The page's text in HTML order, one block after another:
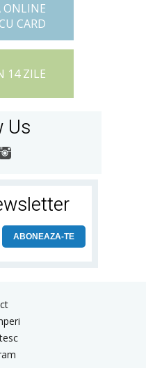
ONLINE
CU CARD
14 ZILE
Us
ABONEAZA-TE